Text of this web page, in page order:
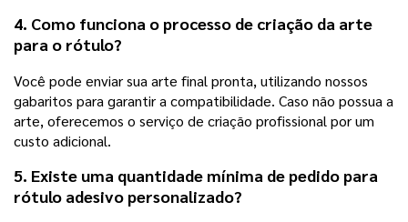
4. Como funciona o processo de criação da arte
para o rótulo?
Você pode enviar sua arte final pronta, utilizando nossos
gabaritos para garantir a compatibilidade. Caso não possua a
arte, oferecemos o serviço de criação profissional por um
custo adicional.
5. Existe uma quantidade mínima de pedido para
rótulo adesivo personalizado?